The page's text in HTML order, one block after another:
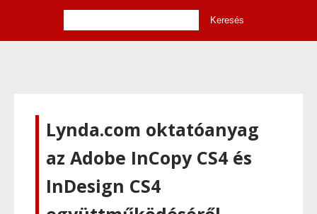
Lynda.com oktatóanyag
az Adobe InCopy CS4 és
InDesign CS4